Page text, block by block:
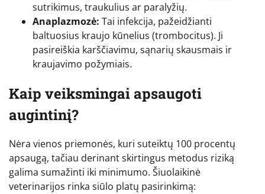
sutrikimus, traukulius ar paralyžių.
Anaplazmozė: Tai infekcija, pažeidžianti
baltuosius kraujo kūnelius (trombocitus). Ji
pasireiškia karščiavimu, sąnarių skausmais ir
kraujavimo požymiais.
Kaip veiksmingai apsaugoti
augintinį?
Nėra vienos priemonės, kuri suteiktų 100 procentų
apsaugą, tačiau derinant skirtingus metodus riziką
galima sumažinti iki minimumo. Šiuolaikinė
veterinarijos rinka siūlo platų pasirinkimą: